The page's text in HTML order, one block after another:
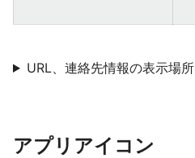
URL、連絡先情報の表示場所
アプリアイコン